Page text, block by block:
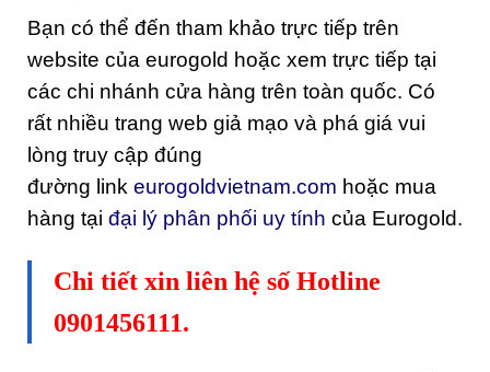
Bạn có thể đến tham khảo trực tiếp trên
website của eurogold hoặc xem trực tiếp tại
các chi nhánh cửa hàng trên toàn quốc. Có
rất nhiều trang web giả mạo và phá giá vui
lòng truy cập đúng
đường link eurogoldvietnam.com hoặc mua
hàng tại đại lý phân phối uy tính của Eurogold.
Chi tiết xin liên hệ số Hotline
0901456111.